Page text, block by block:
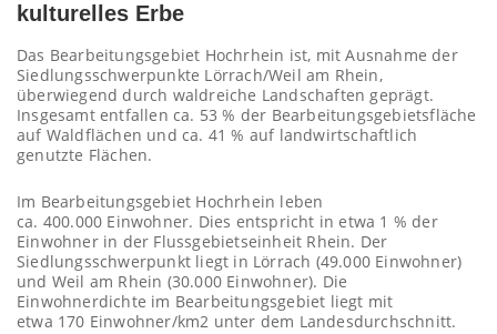
kulturelles Erbe
Das Bearbeitungsgebiet Hochrhein ist, mit Ausnahme der
Siedlungsschwerpunkte Lörrach/Weil am Rhein,
überwiegend durch waldreiche Landschaften geprägt.
Insgesamt entfallen ca. 53 % der Bearbeitungsgebietsfläche
auf Waldflächen und ca. 41 % auf landwirtschaftlich
genutzte Flächen.
Im Bearbeitungsgebiet Hochrhein leben
ca. 400.000 Einwohner. Dies entspricht in etwa 1 % der
Einwohner in der Flussgebietseinheit Rhein. Der
Siedlungsschwerpunkt liegt in Lörrach (49.000 Einwohner)
und Weil am Rhein (30.000 Einwohner). Die
Einwohnerdichte im Bearbeitungsgebiet liegt mit
etwa 170 Einwohner/km2 unter dem Landesdurchschnitt.